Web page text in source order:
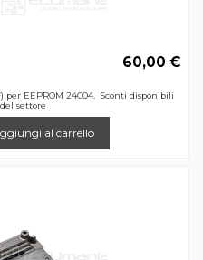
60,00 €
per EEPROM 24C04. Sconti disponibili
del settore
al carrello